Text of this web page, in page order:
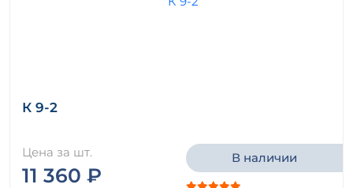
К 9-2
Цена за шт.
11 360 ₽
В наличии